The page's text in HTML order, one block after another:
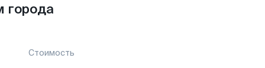
города
Стоимость